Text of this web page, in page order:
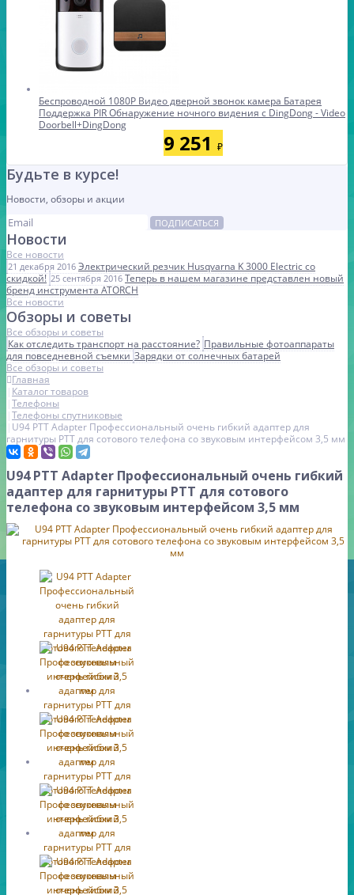
Беспроводной 1080P Видео дверной звонок камера Батарея
Поддержка PIR Обнаружение ночного видения с DingDong - Video
Doorbell+DingDong
9 251 ₽
Будьте в курсе!
Новости, обзоры и акции
ПОДПИСАТЬСЯ
Новости
Все новости
21 декабря 2016 Электрический резчик Husqvarna K 3000 Electric со
скидкой! 25 сентября 2016 Теперь в нашем магазине представлен новый
бренд инструмента ATORCH
Все новости
Обзоры и советы
Все обзоры и советы
Как отследить транспорт на расстояние? Правильные фотоаппараты
для повседневной съемкиЗарядки от солнечных батарей
Все обзоры и советы
Главная
Каталог товаров
Телефоны
Телефоны спутниковые
U94 PTT Adapter Профессиональный очень гибкий адаптер для
гарнитуры PTT для сотового телефона со звуковым интерфейсом 3,5 мм
U94 PTT Adapter Профессиональный очень гибкий
адаптер для гарнитуры PTT для сотового
телефона со звуковым интерфейсом 3,5 мм